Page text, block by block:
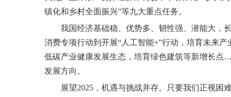
镇化和乡村全面振兴”等九大重点任务。
我国经济基础稳、优势多、韧性强、潜能大，
消费专项行动到开展“人工智能+”行动，培育未来
低碳产业健康发展生态，培育绿色建筑等新增长
发展方向。
展望2025，机遇与挑战并存。只要我们正视困